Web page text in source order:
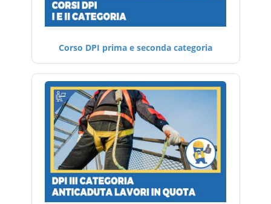
Corso DPI prima e seconda categoria